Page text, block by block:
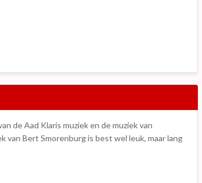
de Aad Klaris muziek en de muziek van
van Bert Smorenburg is best wel leuk, maar lang